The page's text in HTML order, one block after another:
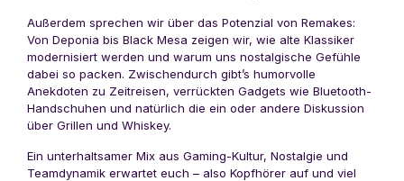
Außerdem sprechen wir über das Potenzial von Remakes:
Von Deponia bis Black Mesa zeigen wir, wie alte Klassiker
modernisiert werden und warum uns nostalgische Gefühle
dabei so packen. Zwischendurch gibt’s humorvolle
Anekdoten zu Zeitreisen, verrückten Gadgets wie Bluetooth-
Handschuhen und natürlich die ein oder andere Diskussion
über Grillen und Whiskey.
Ein unterhaltsamer Mix aus Gaming-Kultur, Nostalgie und
Teamdynamik erwartet euch – also Kopfhörer auf und viel